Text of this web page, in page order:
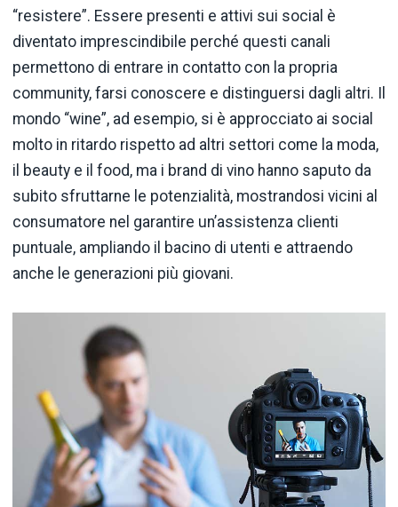
“resistere”. Essere presenti e attivi sui social è
diventato imprescindibile perché questi canali
permettono di entrare in contatto con la propria
community, farsi conoscere e distinguersi dagli altri. Il
mondo “wine”, ad esempio, si è approcciato ai social
molto in ritardo rispetto ad altri settori come la moda,
il beauty e il food, ma i brand di vino hanno saputo da
subito sfruttarne le potenzialità, mostrandosi vicini al
consumatore nel garantire un’assistenza clienti
puntuale, ampliando il bacino di utenti e attraendo
anche le generazioni più giovani.